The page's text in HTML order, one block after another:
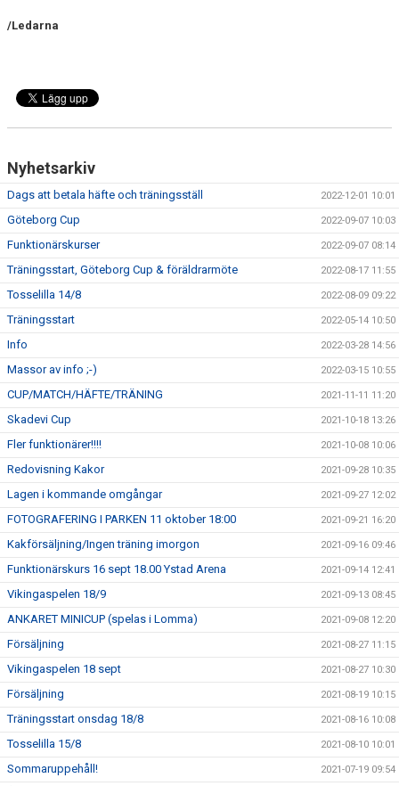
/Ledarna
Nyhetsarkiv
Dags att betala häfte och träningsställ 2022-12-01 10:01
Göteborg Cup 2022-09-07 10:03
Funktionärskurser 2022-09-07 08:14
Träningsstart, Göteborg Cup & föräldrarmöte 2022-08-17 11:55
Tosselilla 14/8 2022-08-09 09:22
Träningsstart 2022-05-14 10:50
Info 2022-03-28 14:56
Massor av info ;-) 2022-03-15 10:55
CUP/MATCH/HÄFTE/TRÄNING 2021-11-11 11:20
Skadevi Cup 2021-10-18 13:26
Fler funktionärer!!!! 2021-10-08 10:06
Redovisning Kakor 2021-09-28 10:35
Lagen i kommande omgångar 2021-09-27 12:02
FOTOGRAFERING I PARKEN 11 oktober 18:00 2021-09-21 16:20
Kakförsäljning/Ingen träning imorgon 2021-09-16 09:46
Funktionärskurs 16 sept 18.00 Ystad Arena 2021-09-14 12:41
Vikingaspelen 18/9 2021-09-13 08:45
ANKARET MINICUP (spelas i Lomma) 2021-09-08 12:20
Försäljning 2021-08-27 11:15
Vikingaspelen 18 sept 2021-08-27 10:30
Försäljning 2021-08-19 10:15
Träningsstart onsdag 18/8 2021-08-16 10:08
Tosselilla 15/8 2021-08-10 10:01
Sommaruppehåll! 2021-07-19 09:54